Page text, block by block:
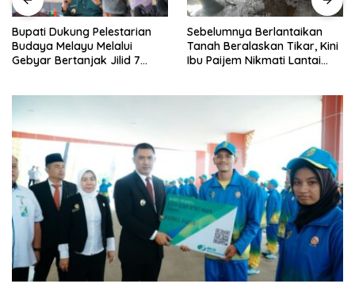
Sebelumnya Berlantaikan
Tanah Beralaskan Tikar, Kini
Ibu Paijem Nikmati Lantai
Jumat Berkah Polsek Lima
Puluh, Kapolsek Salomo
Sagala Salurkan Sembako